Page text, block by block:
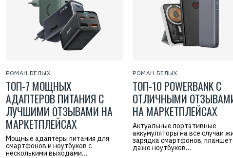
РОМАН БЕЛЫХ
ТОП-7 МОЩНЫХ
АДАПТЕРОВ ПИТАНИЯ С
ЛУЧШИМИ ОТЗЫВАМИ НА
МАРКЕТПЛЕЙСАХ
Мощные адаптеры питания для
смартфонов и ноутбуков с
несколькими выходами…
РОМАН БЕЛЫХ
ТОП-10 POWERBANK С
ОТЛИЧНЫМИ
НА МАРКЕТПЛЕЙСАХ
Актуальные портативные
аккумуляторы на все случаи
зарядка смартфонов,
даже ноутбуков…